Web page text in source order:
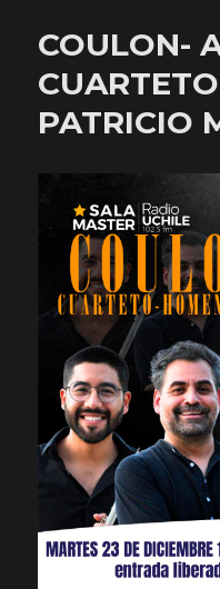
COULON-
PATRICIO